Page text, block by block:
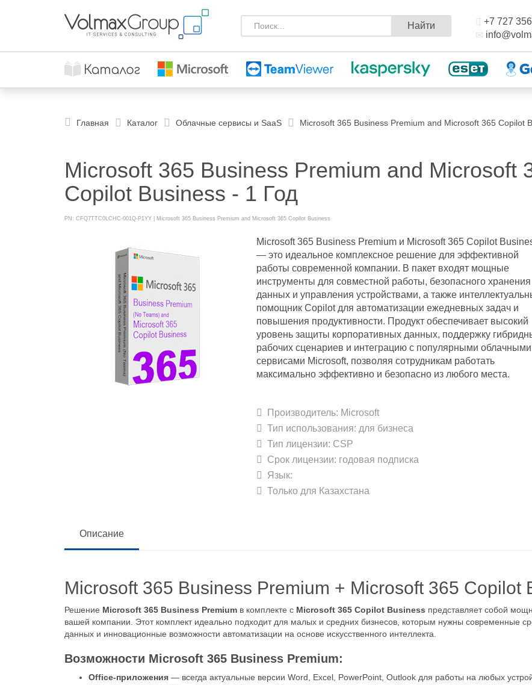
Найти
+7 727
Главная Каталог Облачные сервисы и SaaS Microsoft 365 Business Premium and Microsoft 365 Copilot
Microsoft 365 Business Premium and Microsoft
Copilot Business - 1 Год
PN: CFQ7TTC0LCHC-001Q-P1YY | Microsoft 365 Business Premium and Microsoft 365 Copilot Business
Microsoft 365 Business Premium и Microsoft 365 Copilot
— это идеальное комплексное решение для эффективной
работы современной компании. В пакет входят мощные
инструменты для совместной работы, безопасного хранения
данных и управления устройствами, а также
помощник Copilot для автоматизации ежедневных задач и
повышения продуктивности. Продукт обеспечивает высокий
уровень защиты корпоративных данных, поддержку
рабочих сценариев и интеграцию с популярными облачными
сервисами Microsoft, позволяя сотрудникам работать
максимально эффективно и безопасно из любого места.
Производитель: Microsoft
Тип использования: для бизнеса
Тип лицензии: CSP
Срок лицензии: годовая подписка
Язык:
Только для Казахстана
Описание
Microsoft 365 Business Premium + Microsoft 365 Copilot
Решение Microsoft 365 Business Premium в комплекте с Microsoft 365 Copilot Business представляет собой
вашей компании. Этот комплект идеально подходит для малых и средних бизнесов, которым нужны современные
данных и инновационные возможности автоматизации на основе искусственного интеллекта.
Возможности Microsoft 365 Business Premium:
Office-приложения — всегда актуальные версии Word, Excel, PowerPoint, Outlook для работы на любых